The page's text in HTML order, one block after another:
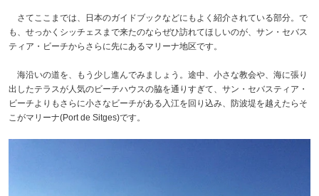
さてここまでは、日本のガイドブックなどにもよく紹介されている部分。で
も、せっかくシッチェスまで来たのならぜひ訪れてほしいのが、サン・セバス
ティア・ビーチからさらに先にあるマリーナ地区です。
海沿いの道を、もう少し進んでみましょう。途中、小さな教会や、海に張り
出したテラスが人気のビーチハウスの脇を通りすぎて、サン・セバスティア・
ビーチよりもさらに小さなビーチがある入江を回り込み、防波堤を越えたらそ
こがマリーナ(Port de Sitges)です。